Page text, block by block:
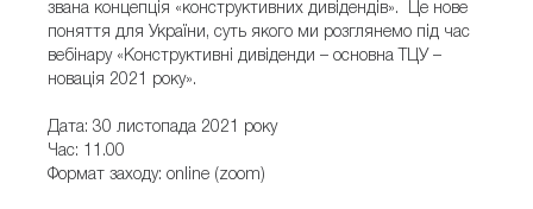
звана концепція «конструктивних дивідендів». Це нове
поняття для України, суть якого ми розглянемо під час
вебінару «Конструктивні дивіденди – основна ТЦУ –
новація 2021 року».
Дата: 30 листопада 2021 року
Час: 11.00
Формат заходу: online (zoom)